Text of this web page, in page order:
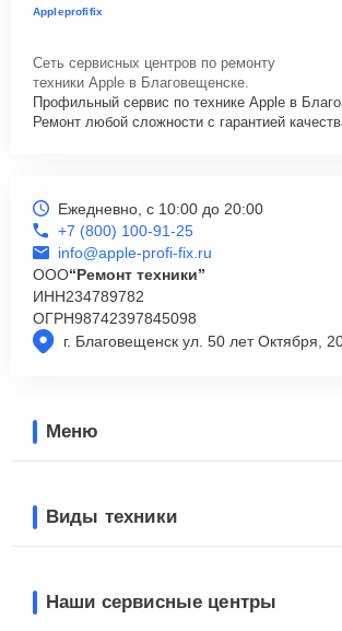
Appleprofifix
Сеть сервисных центров по ремонту
техники Apple в Благовещенске.
Профильный сервис по технике Apple в
Ремонт любой сложности с гарантией
г. Благовещенск ул. 50 лет Октября,
Ежедневно, с 10:00 до 20:00
+7 (800) 100-91-25
info@apple-profi-fix.ru
ООО“Ремонт техники”
ИНН234789782
ОГРН98742397845098
Меню
Виды техники
Наши сервисные центры